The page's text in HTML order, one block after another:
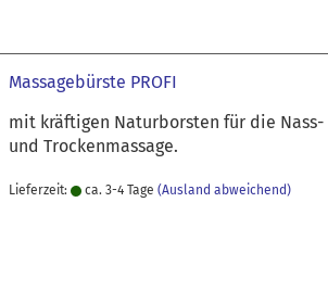
Massagebürste PROFI
mit kräftigen Naturborsten für die Nass-
und Trockenmassage.
Lieferzeit: ca. 3-4 Tage (Ausland abweichend)